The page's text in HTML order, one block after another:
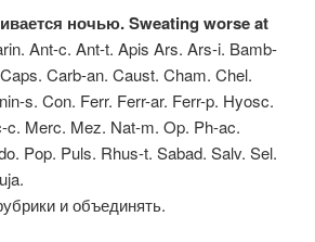
ночью. Sweating worse at
Ant-c. Ant-t. Apis Ars. Ars-i. Bamb-
Carb-an. Caust. Cham. Chel.
s. Con. Ferr. Ferr-ar. Ferr-p. Hyosc.
c. Merc. Mez. Nat-m. Op. Ph-ac.
Pop. Puls. Rhus-t. Sabad. Salv. Sel.
и объединять.